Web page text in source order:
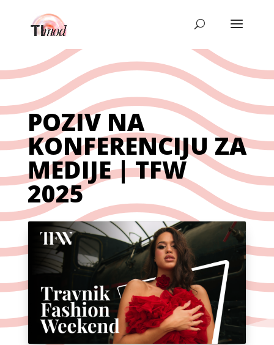
POZIV NA
KONFERENCIJU ZA
MEDIJE | TFW
2025